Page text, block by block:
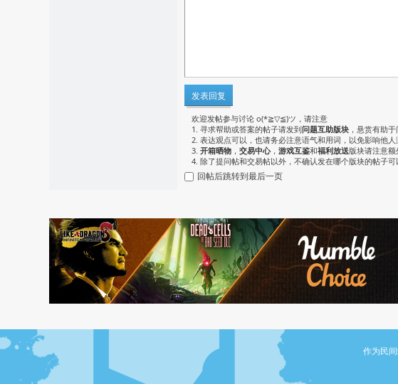
发表回复
欢迎发帖参与讨论 o(*≧▽≦)ツ，请注意
1. 寻求帮助或答案的帖子请发到问题互助版块 ，悬赏有助
2. 表达观点可以，也请务必注意语气和用词，以免影响他人
3. 开箱晒物 ， 交易中心， 游戏互鉴和福利放送版块请注意额
4. 除了提问帖和交易帖以外，不确认发在哪个版块的帖子
回帖后跳转到最后一页
作为民间